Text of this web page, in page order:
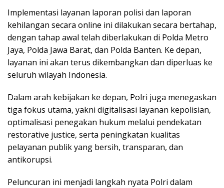
Implementasi layanan laporan polisi dan laporan
kehilangan secara online ini dilakukan secara bertahap,
dengan tahap awal telah diberlakukan di Polda Metro
Jaya, Polda Jawa Barat, dan Polda Banten. Ke depan,
layanan ini akan terus dikembangkan dan diperluas ke
seluruh wilayah Indonesia.
Dalam arah kebijakan ke depan, Polri juga menegaskan
tiga fokus utama, yakni digitalisasi layanan kepolisian,
optimalisasi penegakan hukum melalui pendekatan
restorative justice, serta peningkatan kualitas
pelayanan publik yang bersih, transparan, dan
antikorupsi.
Peluncuran ini menjadi langkah nyata Polri dalam